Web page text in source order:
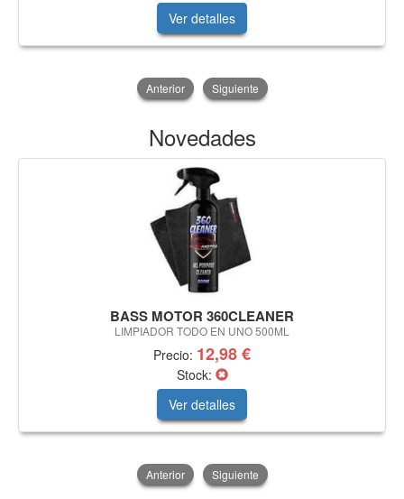
Ver detalles
Anterior Siguiente
Novedades
BASS MOTOR 360CLEANER
LIMPIADOR TODO EN UNO 500ML
Precio: 12,98 €
Stock:
Ver detalles
Anterior Siguiente